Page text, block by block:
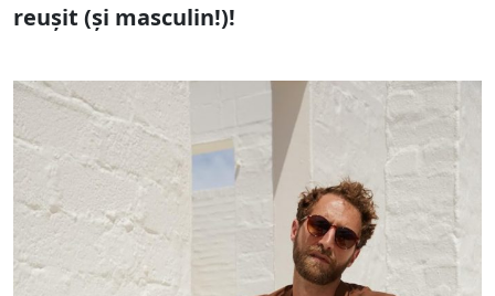
reușit (și masculin!)!